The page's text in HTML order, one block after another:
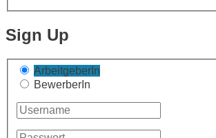
Sign Up
ArbeitgeberIn
BewerberIn